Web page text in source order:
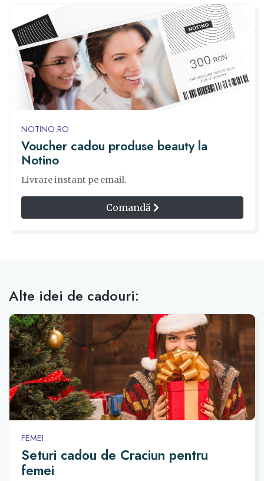
NOTINO.RO
Voucher cadou produse beauty la
Notino
Livrare instant pe email.
Comandă
Alte idei de cadouri:
FEMEI
Seturi cadou de Craciun pentru
femei